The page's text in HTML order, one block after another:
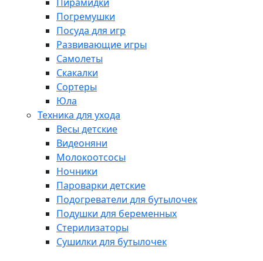
Погремушки
Посуда для игр
Развивающие игры
Самолеты
Скакалки
Сортеры
Юла
Техника для ухода
Весы детские
Видеоняни
Молокоотсосы
Ночники
Пароварки детские
Подогреватели для бутылочек
Подушки для беременных
Стерилизаторы
Сушилки для бутылочек